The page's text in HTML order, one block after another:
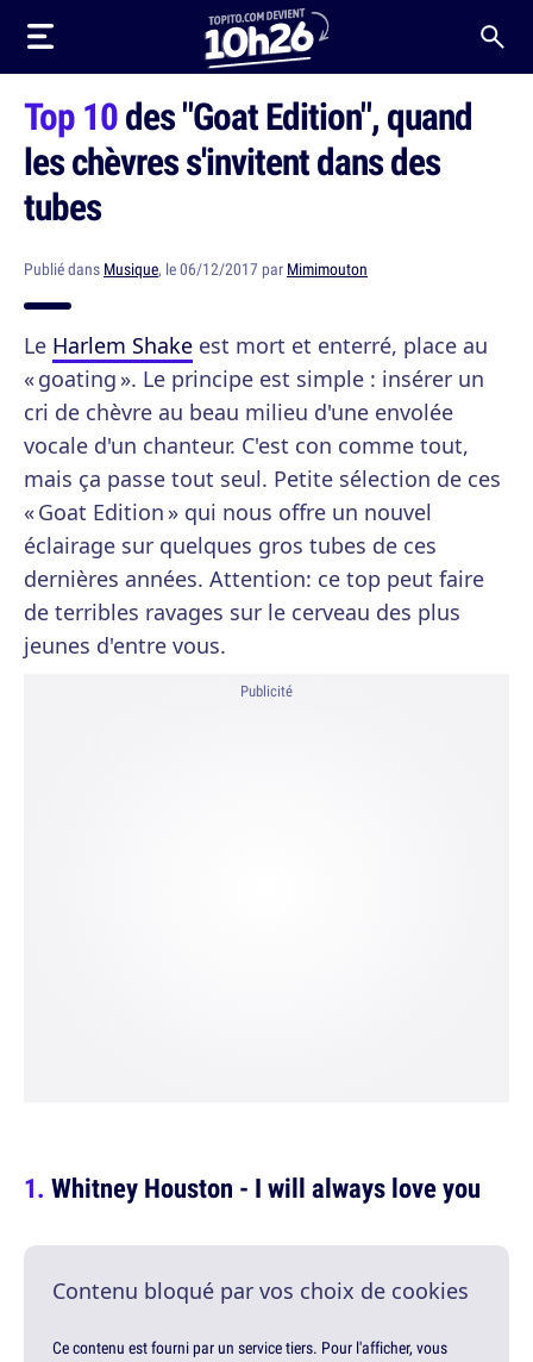
Top 10des "Goat Edition", quand
les chèvres s'invitent dans des
tubes
Publié dans Musique, le 06/12/2017 par Mimimouton
Le Harlem Shake est mort et enterré, place au
« goating ». Le principe est simple : insérer un
cri de chèvre au beau milieu d'une envolée
vocale d'un chanteur. C'est con comme tout,
mais ça passe tout seul. Petite sélection de ces
« Goat Edition » qui nous offre un nouvel
éclairage sur quelques gros tubes de ces
dernières années. Attention: ce top peut faire
de terribles ravages sur le cerveau des plus
jeunes d'entre vous.
Publicité
Whitney Houston - I will always love you
Contenu bloqué par vos choix de cookies
Ce contenu est fourni par un service tiers. Pour l'afficher, vous